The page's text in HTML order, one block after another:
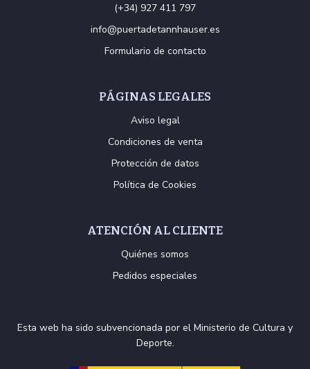
(+34) 927 411 797
info@puertadetannhauser.es
Formulario de contacto
PÁGINAS LEGALES
Aviso legal
Condiciones de venta
Protección de datos
Política de Cookies
ATENCIÓN AL CLIENTE
Quiénes somos
Pedidos especiales
Esta web ha sido subvencionada por el Ministerio de Cultura y
Deporte.